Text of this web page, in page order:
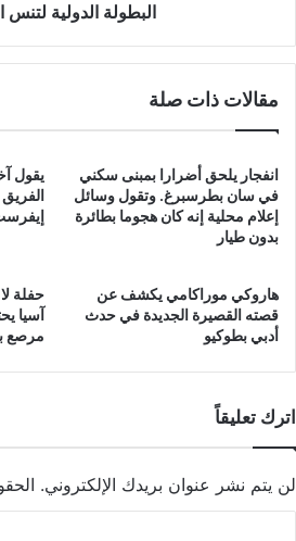
الطاولة
البطولة الدولية لتنس
مقالات ذات صلة
انفجار يلحق أضرارا بمبنى سكني
في سان بطرسبرغ. وتقول وسائل
إعلام محلية إنه كان هجوما بطائرة
بدون طيار
يقول
هاروكي موراكامي يكشف عن
قصته القصيرة الجديدة في حدث
أدبي بطوكيو
حفلة
آسيا
مرصع
اترك تعليقاً
لن يتم نشر عنوان بريدك الإلكتروني.